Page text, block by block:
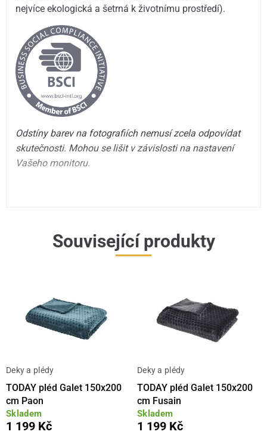
nejvíce ekologická a šetrná k životnímu prostředí).
Odstíny barev na fotografiích nemusí zcela odpovídat
skutečnosti. Mohou se lišit v závislosti na nastavení
Vašeho monitoru.
Související produkty
Deky a plédy
TODAY pléd Galet 150x200
cm Paon
Skladem
1 199 Kč
Deky a plédy
TODAY pléd Galet 150x200
cm Fusain
Skladem
1 199 Kč